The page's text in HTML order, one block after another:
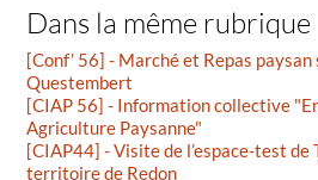
Dans la même rubrique
[Conf’ 56] - Marché et Repas
Questembert
[CIAP 56] - Information collective
Agriculture Paysanne"
[CIAP44] - Visite de l’espace-test de
territoire de Redon